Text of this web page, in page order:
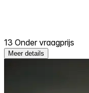
13 Onder vraagprijs
Meer details